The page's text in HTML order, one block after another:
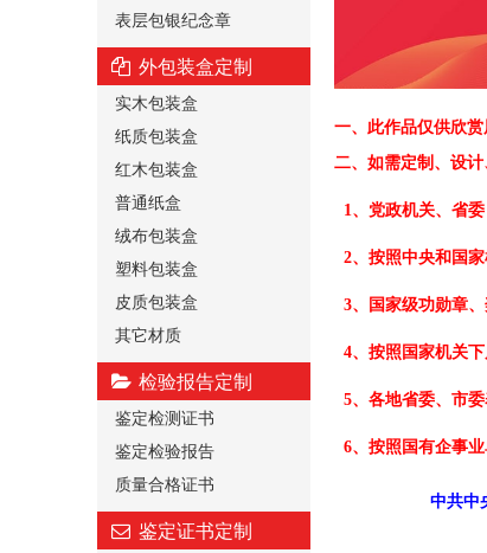
表层包银纪念章
外包装盒定制
实木包装盒
纸质包装盒
红木包装盒
普通纸盒
绒布包装盒
塑料包装盒
皮质包装盒
其它材质
检验报告定制
鉴定检测证书
鉴定检验报告
质量合格证书
鉴定证书定制
一、 此作品仅供欣
二、 如需定制、设
1、党政机关、省
2、按照中央和国
3、国家级功勋章
4、按照国家机关
5、各地省委、市
6、按照国有企事
中共中